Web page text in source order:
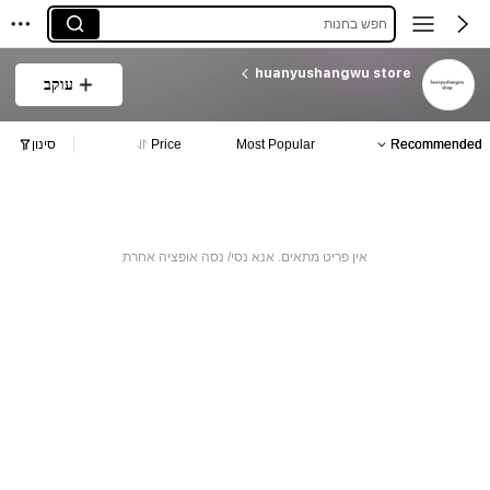
חפש בחנות
huanyushangwu store
עוקב
Recommended
Most Popular
Price סינון
אין פריט מתאים. אנא נסי/ נסה אופציה אחרת